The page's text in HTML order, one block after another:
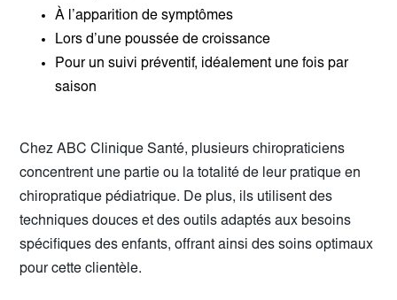
À l’apparition de symptômes
Lors d’une poussée de croissance
Pour un suivi préventif, idéalement une fois par
saison
Chez ABC Clinique Santé, plusieurs chiropraticiens
concentrent une partie ou la totalité de leur pratique en
chiropratique pédiatrique. De plus, ils utilisent des
techniques douces et des outils adaptés aux besoins
spécifiques des enfants, offrant ainsi des soins optimaux
pour cette clientèle.